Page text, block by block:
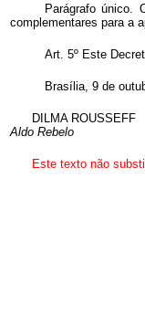
Parágrafo único.
complementares para a
Art. 5º Este
Brasília, 9 de
DILMA ROUSSEFF
Aldo Rebelo
Este texto não